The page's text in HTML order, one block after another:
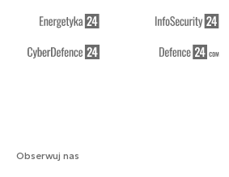
Obserwuj nas